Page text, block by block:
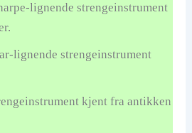
lignende strengeinstrument
lignende strengeinstrument
kjent fra antikken